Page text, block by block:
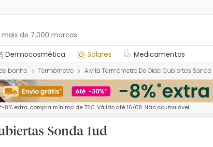
Dermocosmética Solares Medicamentos
banho Termómetro Alvita Termómetro De Oído: Cubiertas Sonda
*-8% extra, compra mínima de 72€. Válido até 16/08. Não acumulável.
Sonda 1ud